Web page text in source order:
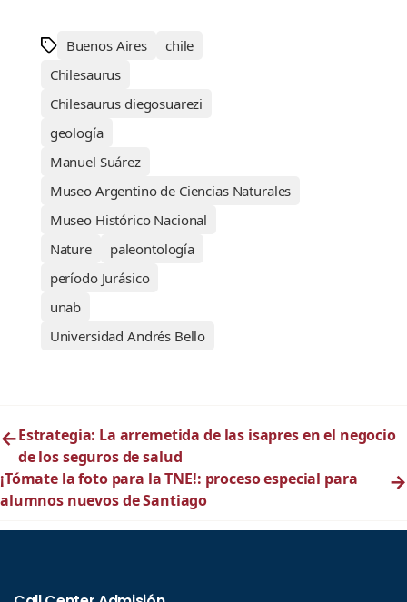
Buenos Aires
chile
Chilesaurus
Chilesaurus diegosuarezi
geología
Manuel Suárez
Museo Argentino de Ciencias Naturales
Museo Histórico Nacional
Nature
paleontología
período Jurásico
unab
Universidad Andrés Bello
←Estrategia: La arremetida de las isapres en el negocio
de los seguros de salud
¡Tómate la foto para la TNE!: proceso especial para
alumnos nuevos de Santiago
→